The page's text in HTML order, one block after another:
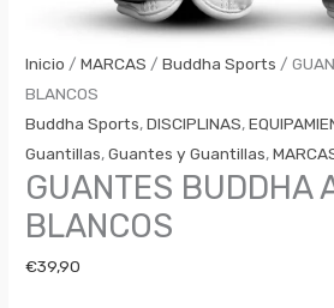
Inicio /MARCAS /Buddha Sports /
BLANCOS
Buddha Sports,DISCIPLINAS,
Guantillas,Guantes y Guantillas,
GUANTES BUDDHA
BLANCOS
€39,90